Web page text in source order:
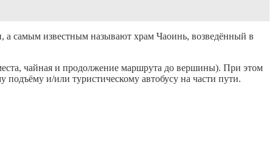
а самым известным называют храм Чаоинь, возведённый в
чайная и продолжение маршрута до вершины). При этом
и/или туристическому автобусу на части пути.